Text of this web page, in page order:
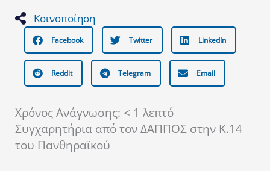
Κοινοποίηση
Facebook Twitter LinkedIn
Reddit Telegram Email
Χρόνος Ανάγνωσης: < 1 λεπτό
Συγχαρητήρια από τον ΔΑΠΠΟΣ στην Κ.14
του Πανθηραϊκού